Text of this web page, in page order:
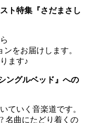
ト特集『さだまさし
をお届けします。
ます♪
ングルベッド』への
ていく音楽道です。
名曲にたどり着くの